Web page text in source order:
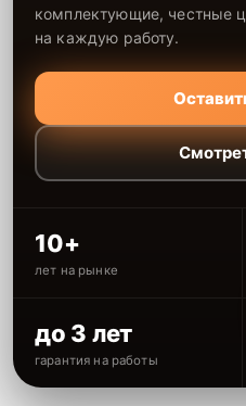
комплектующие, честные
на каждую работу.
10+
лет на рынке
до 3 лет
гарантия на работы